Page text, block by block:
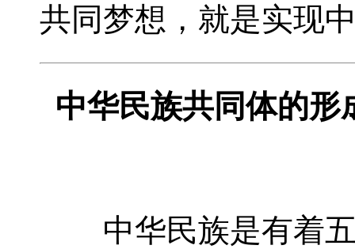
共同梦想，就是实现
中华民族共同体的
中华民族是有着五